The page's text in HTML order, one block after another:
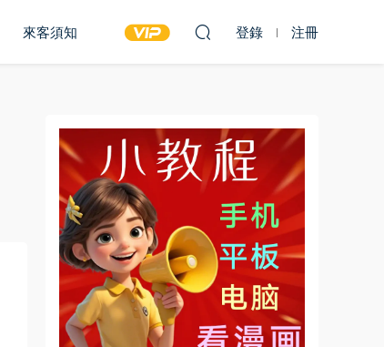
來客須知 登錄 注冊